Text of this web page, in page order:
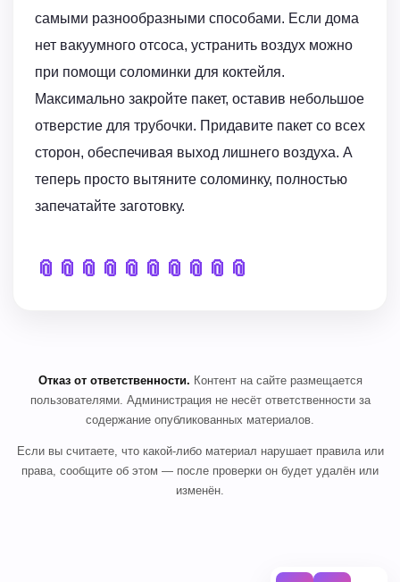
самыми разнообразными способами. Если дома
нет вакуумного отсоса, устранить воздух можно
при помощи соломинки для коктейля.
Максимально закройте пакет, оставив небольшое
отверстие для трубочки. Придавите пакет со всех
сторон, обеспечивая выход лишнего воздуха. А
теперь просто вытяните соломинку, полностью
запечатайте заготовку.
📎 📎 📎 📎 📎 📎 📎 📎 📎 📎
Отказ от ответственности. Контент на сайте размещается
пользователями. Администрация не несёт ответственности за
содержание опубликованных материалов.
Если вы считаете, что какой-либо материал нарушает правила или
права, сообщите об этом — после проверки он будет удалён или
изменён.